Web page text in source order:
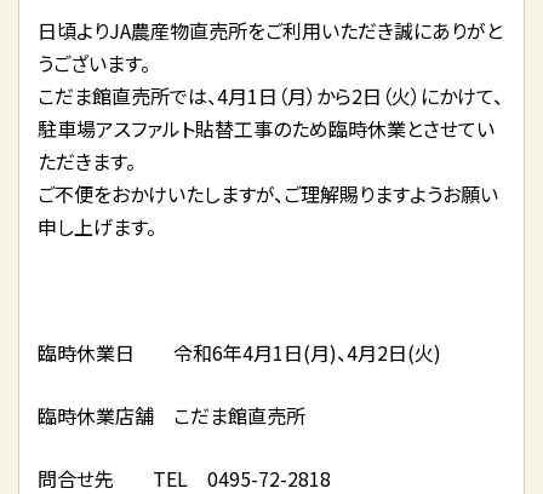
日頃よりJA農産物直売所をご利用いただき誠にありがと
うございます。
こだま館直売所では、4月1日（月）から2日（火）にかけて、
駐車場アスファルト貼替工事のため臨時休業とさせてい
ただきます。
ご不便をおかけいたしますが、ご理解賜りますようお願い
申し上げます。
臨時休業日 令和6年4月1日(月)、4月2日(火)
臨時休業店舗 こだま館直売所
問合せ先 TEL 0495-72-2818